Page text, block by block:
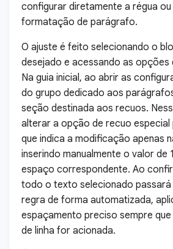
configurar diretamente a régua ou
formatação de parágrafo.
O ajuste é feito selecionando o
desejado e acessando as
Na guia inicial, ao abrir as
do grupo dedicado aos
seção destinada aos recuos.
alterar a opção de recuo especial
que indica a modificação apenas
inserindo manualmente o valor de
espaço correspondente. Ao
todo o texto selecionado passará
regra de forma automatizada,
espaçamento preciso sempre
de linha for acionada.